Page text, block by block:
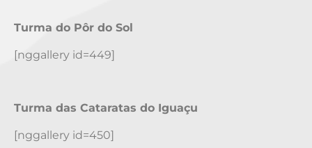
Turma do Pôr do Sol
[nggallery id=449]
Turma das Cataratas do Iguaçu
[nggallery id=450]